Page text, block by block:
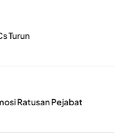
Turun
Ratusan Pejabat